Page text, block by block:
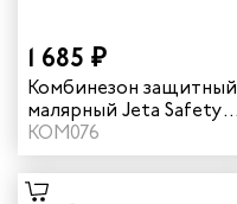
1 685 ₽
Комбинезон защитный
малярный Jeta Safety
JPC75bl Ninja
многоразовый цвет
черный
КОМ076